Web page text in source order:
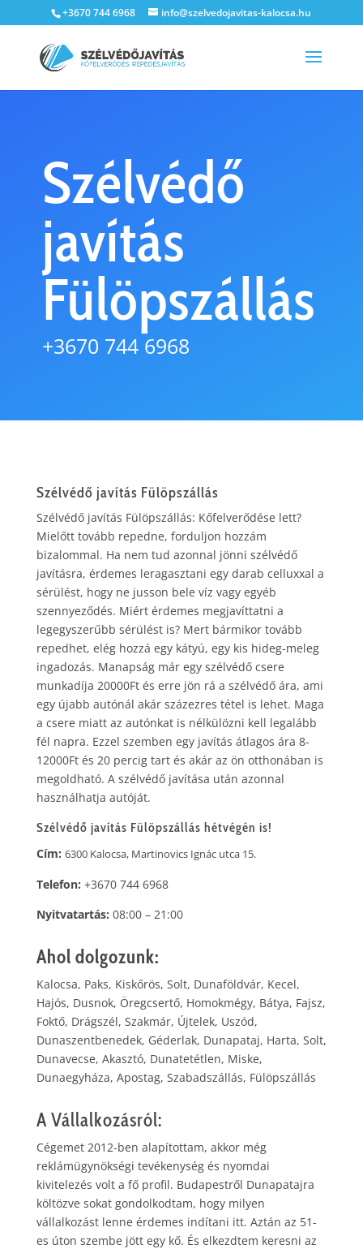
+3670 744 6968 info@szelvedojavitas-kalocsa.hu
Szélvédő
javítás
Fülöpszállás
+3670 744 6968
Szélvédő javítás Fülöpszállás
Szélvédő javítás Fülöpszállás: Kőfelverődése lett?
Mielőtt tovább repedne, forduljon hozzám
bizalommal. Ha nem tud azonnal jönni szélvédő
javításra, érdemes leragasztani egy darab celluxxal a
sérülést, hogy ne jusson bele víz vagy egyéb
szennyeződés. Miért érdemes megjavíttatni a
legegyszerűbb sérülést is? Mert bármikor tovább
repedhet, elég hozzá egy kátyú, egy kis hideg-meleg
ingadozás. Manapság már egy szélvédő csere
munkadíja 20000Ft és erre jön rá a szélvédő ára, ami
egy újabb autónál akár százezres tétel is lehet. Maga
a csere miatt az autónkat is nélkülözni kell legalább
fél napra. Ezzel szemben egy javítás átlagos ára 8-
12000Ft és 20 percig tart és akár az ön otthonában is
megoldható. A szélvédő javítása után azonnal
használhatja autóját.
Szélvédő javítás Fülöpszállás hétvégén is!
Cím: 6300 Kalocsa, Martinovics Ignác utca 15.
Telefon: +3670 744 6968
Nyitvatartás: 08:00 – 21:00
Ahol dolgozunk:
Kalocsa, Paks, Kiskőrös, Solt, Dunaföldvár, Kecel,
Hajós, Dusnok, Öregcsertő, Homokmégy, Bátya, Fajsz,
Foktő, Drágszél, Szakmár, Újtelek, Uszód,
Dunaszentbenedek, Géderlak, Dunapataj, Harta, Solt,
Dunavecse, Akasztó, Dunatetétlen, Miske,
Dunaegyháza, Apostag, Szabadszállás, Fülöpszállás
A Vállalkozásról:
Cégemet 2012-ben alapítottam, akkor még
reklámügynökségi tevékenység és nyomdai
kivitelezés volt a fő profil. Budapestről Dunapatajra
költözve sokat gondolkodtam, hogy milyen
vállalkozást lenne érdemes indítani itt. Aztán az 51-
es úton szembe jött egy kő. És elkezdtem keresni az